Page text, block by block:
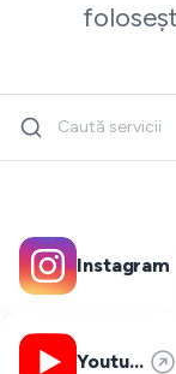
Instagram
Youtube